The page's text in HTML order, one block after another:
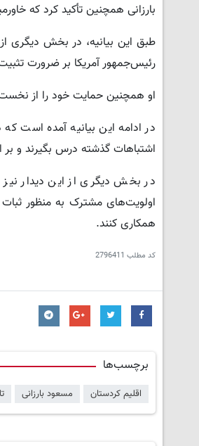
بارزانی همچنین تأکید کرد که
طبق این بیانیه، در بخش دیگری
رئیس‌جمهور آمریکا بر ضرورت
او همچنین حمایت خود را از
در ادامه این بیانیه آمده است
اشتباهات گذشته درس بگیرند و
در بخش دیگری از این دیدار
اولویت‌های مشترک به منظور
همکاری کنند.
کد مطلب 2796411
برچسب‌ها
اقلیم کردستان مسعود بارزانی